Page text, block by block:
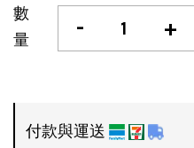
數
量
- +
付款與運送